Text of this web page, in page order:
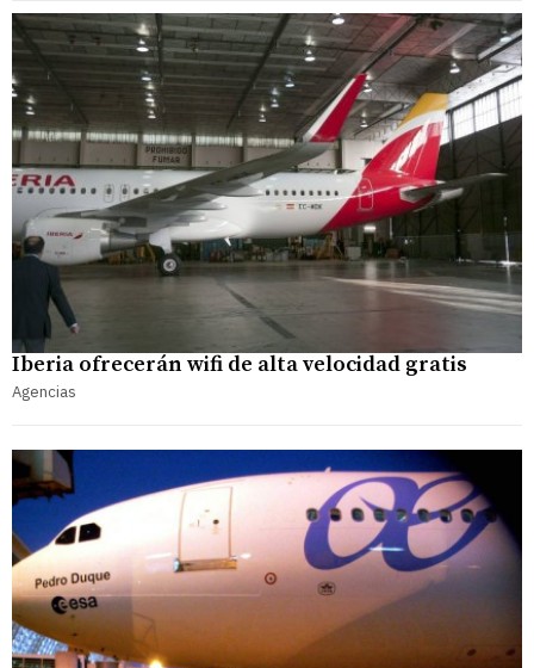
Iberia ofrecerán wifi de alta velocidad gratis
Agencias